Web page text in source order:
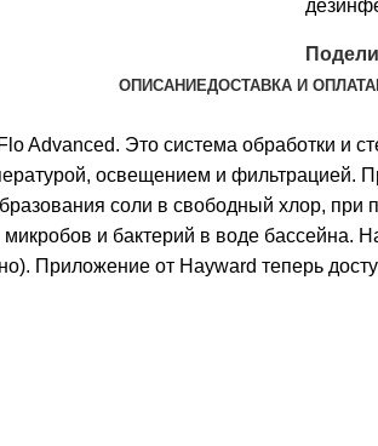
ОПИСАНИЕДОСТАВКА И ОПЛАТА
Advanced. Это система обработки и
освещением и
соли в свободный хлор,
и бактерий в воде бассейна.
Приложение от Hayward теперь